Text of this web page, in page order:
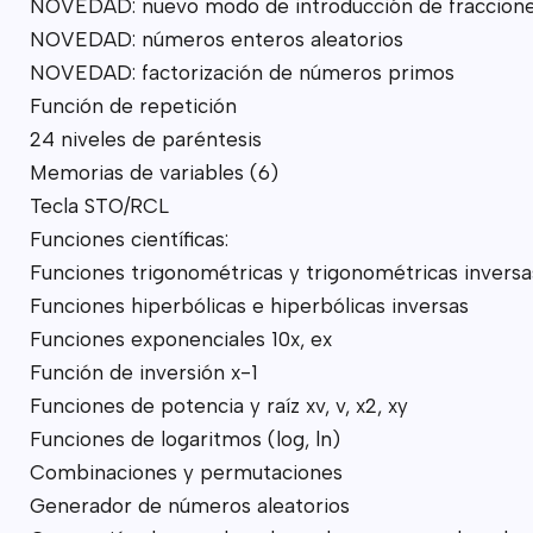
NOVEDAD: nuevo modo de introducción de
NOVEDAD: números enteros aleatorios
NOVEDAD: factorización de números primos
Función de repetición
24 niveles de paréntesis
Memorias de variables (6)
Tecla STO/RCL
Funciones científicas:
Funciones trigonométricas y trigonométricas
Funciones hiperbólicas e hiperbólicas inversas
Funciones exponenciales 10x, ex
Función de inversión x-1
Funciones de potencia y raíz xv, v, x2, xy
Funciones de logaritmos (log, ln)
Combinaciones y permutaciones
Generador de números aleatorios